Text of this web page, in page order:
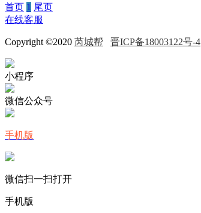
首页 1 尾页
在线客服
Copyright ©2020 芮城帮 晋ICP备18003122号-4
小程序
微信公众号
手机版
微信扫一扫打开
手机版